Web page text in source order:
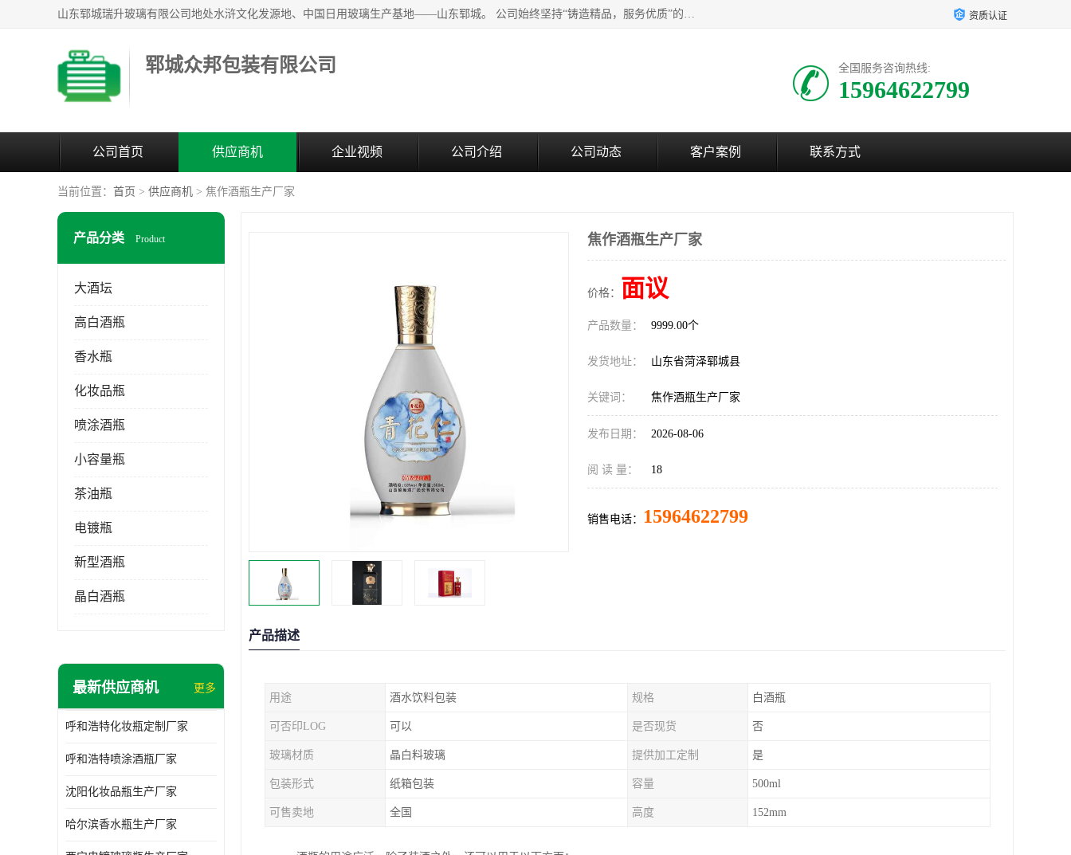
山东郓城瑞升玻璃有限公司地处水浒文化发源地、中国日用玻璃生产基地——山东郓城。 公司始终坚持“铸造精品，服务优质”的经营理念，斥资8000多万元引进国内先进的水晶料手工瓶生产线6条，晶白料8S机生产线8条，并引进人工挑料生产异型瓶和水晶玻璃瓶盖生产线。 资质认证
郓城众邦包装有限公司 全国服务咨询热线:
15964622799
公司首页 供应商机 企业视频 公司介绍 公司动态 客户案例 联系方式
当前位置： 首页 > 供应商机 > 焦作酒瓶生产厂家
产品分类 Product
大酒坛
高白酒瓶
香水瓶
化妆品瓶
喷涂酒瓶
小容量瓶
茶油瓶
电镀瓶
新型酒瓶
晶白酒瓶
最新供应商机 更多
呼和浩特化妆瓶定制厂家
呼和浩特喷涂酒瓶厂家
沈阳化妆品瓶生产厂家
哈尔滨香水瓶生产厂家
焦作酒瓶生产厂家
价格： 面议
产品数量： 9999.00个
发货地址： 山东省菏泽郓城县
关键词： 焦作酒瓶生产厂家
发布日期： 2026-08-06
阅 读 量： 18
销售电话： 15964622799
产品描述
用途 酒水饮料包装 规格 白酒瓶
可否印LOG 可以 是否现货 否
玻璃材质 晶白料玻璃 提供加工定制 是
包装形式 纸箱包装 容量 500ml
可售卖地 全国 高度 152mm